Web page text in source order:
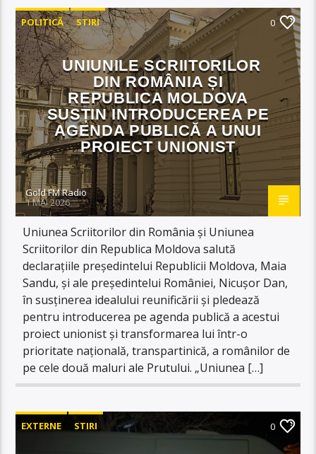
POLITICĂ STIRI 0
UNIUNILE SCRIITORILOR
DIN ROMÂNIA ȘI
REPUBLICA MOLDOVA
SUSȚIN INTRODUCEREA PE
AGENDA PUBLICĂ A UNUI
PROIECT UNIONIST
Gold FM Radio
1 MAI 2026
Uniunea Scriitorilor din România și Uniunea
Scriitorilor din Republica Moldova salută
declarațiile președintelui Republicii Moldova, Maia
Sandu, și ale președintelui României, Nicușor Dan,
în susținerea idealului reunificării și pledează
pentru introducerea pe agenda publică a acestui
proiect unionist și transformarea lui într-o
prioritate națională, transpartinică, a românilor de
pe cele două maluri ale Prutului. „Uniunea […]
EXTERNE STIRI 0